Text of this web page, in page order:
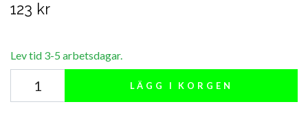
123 kr
Lev tid 3-5 arbetsdagar.
LÄGG I KORGEN